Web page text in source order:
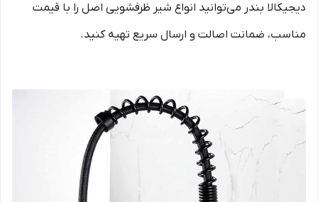
دیجیکالا بندر می‌توانید انواع شیر ظرفشویی اصل را با قیمت
مناسب، ضمانت اصالت و ارسال سریع تهیه کنید.